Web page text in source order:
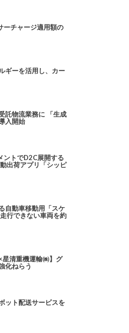
チャージ適用額の
ギーを活用し、カー
託物流業務に 「生成
入開始
ントでD2C展開する
出荷アプリ「シッピ
自動車移動用「スケ
行できない車両を約
星清重機運輸㈱】グ
化ねらう
ット配送サービスを